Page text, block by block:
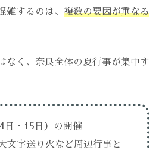
雑するのは、 複数の要因が重なる
なく、奈良全体の夏行事が集中す
日・15日）の開催
文字送り火など周辺行事と